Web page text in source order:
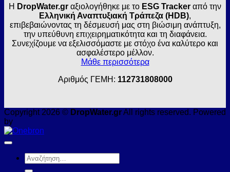
Η DropWater.gr αξιολογήθηκε με το ESG Tracker από την
Ελληνική Αναπτυξιακή Τράπεζα (HDB),
επιβεβαιώνοντας τη δέσμευσή μας στη βιώσιμη ανάπτυξη,
την υπεύθυνη επιχειρηματικότητα και τη διαφάνεια.
Συνεχίζουμε να εξελισσόμαστε με στόχο ένα καλύτερο και
ασφαλέστερο μέλλον.
Μάθε περισσότερα
Αριθμός ΓΕΜΗ: 112731808000
Copyright 2026 © DropWater.grAll rights reserved. Powered
by
Αναζήτηση
για: